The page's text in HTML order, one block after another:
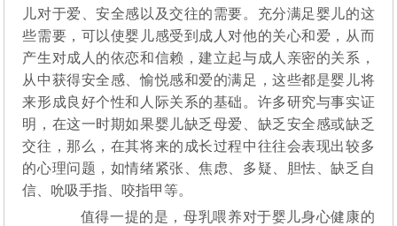
儿对于爱、安全感以及交往的需要。充分满足婴儿的这
些需要，可以使婴儿感受到成人对他的关心和爱，从而
产生对成人的依恋和信赖，建立起与成人亲密的关系，
从中获得安全感、愉悦感和爱的满足，这些都是婴儿将
来形成良好个性和人际关系的基础。许多研究与事实证
明，在这一时期如果婴儿缺乏母爱、缺乏安全感或缺乏
交往，那么，在其将来的成长过程中往往会表现出较多
的心理问题，如情绪紧张、焦虑、多疑、胆怯、缺乏自
信、吮吸手指、咬指甲等。
值得一提的是，母乳喂养对于婴儿身心健康的